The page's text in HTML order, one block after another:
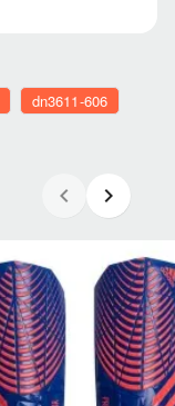
dn3611-606